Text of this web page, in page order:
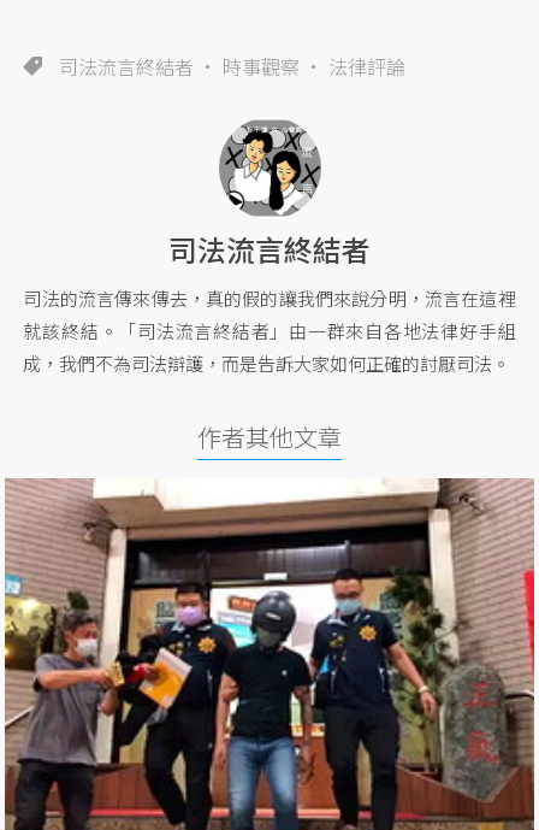
司法流言終結者 時事觀察 法律評論
司法流言終結者
司法的流言傳來傳去，真的假的讓我們來說分明，流言在這裡
就該終結。「司法流言終結者」由一群來自各地法律好手組
成，我們不為司法辯護，而是告訴大家如何正確的討厭司法。
作者其他文章